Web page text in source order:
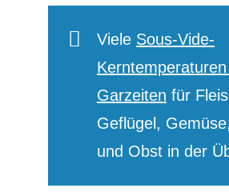
Viele Sous-Vide-
Garzeiten für
Geflügel,
und Obst in der